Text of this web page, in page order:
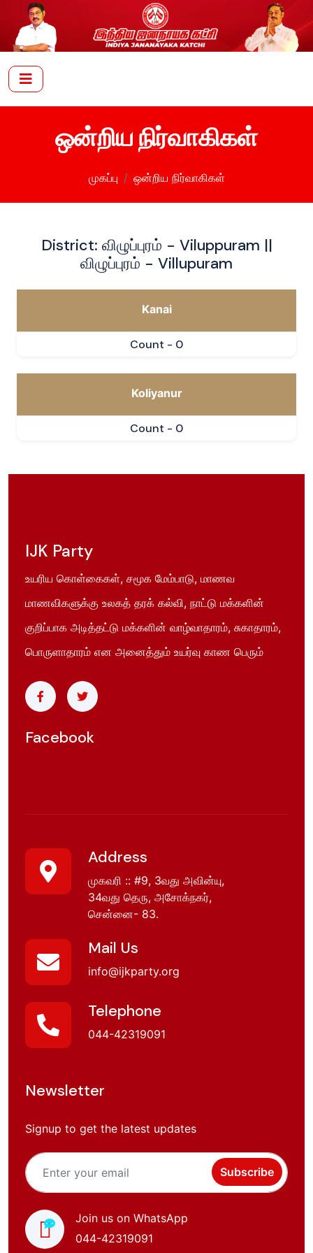
ஒன்றிய நிர்வாகிகள்
முகப்பு ஒன்றிய நிர்வாகிகள்
District: விழுப்புரம் - Viluppuram ||
விழுப்புரம் - Villupuram
Kanai
Count - 0
Koliyanur
Count - 0
IJK Party
உயரிய கொள்கைகள், சமூக மேம்பாடு, மாணவ
மாணவிகளுக்கு உலகத் தரக் கல்வி, நாட்டு மக்களின்
குறிப்பாக அடித்தட்டு மக்களின் வாழ்வாதாரம், சுகாதாரம்,
பொருளாதாரம் என அனைத்தும் உயர்வு காண பெரும்
Facebook
Address
முகவரி :: #9, 3வது அவின்யு,
34வது தெரு, அசோக்நகர்,
சென்னை- 83.
Mail Us
info@ijkparty.org
Telephone
044-42319091
Newsletter
Signup to get the latest updates
Subscribe
Join us on WhatsApp
044-42319091